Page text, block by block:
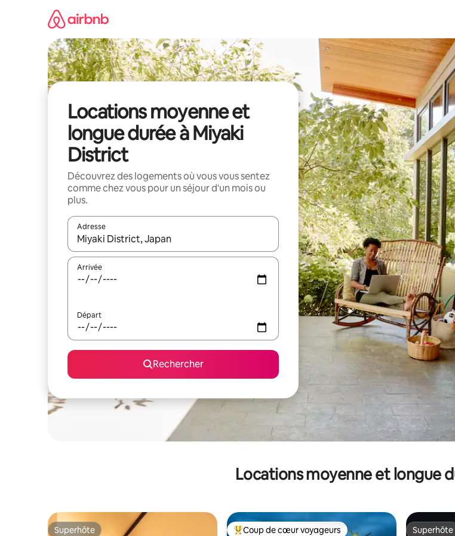
Locations moyenne et
longue durée à Miyaki
District
Découvrez des logements où vous vous sentez
comme chez vous pour un séjour d'un mois ou
plus.
Adresse
Lorsque les résultats s'affichent, utilisez les flèches vers le haut et vers le bas pour les parcourir ou
Arrivée
Départ
Rechercher
Locations moyenne et longue
Superhôte Coup de cœur voyageurs Superhôte